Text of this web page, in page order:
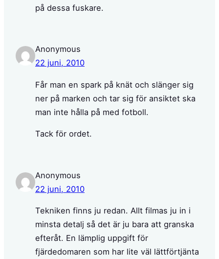
på dessa fuskare.
Anonymous
22 juni, 2010
Får man en spark på knät och slänger sig
ner på marken och tar sig för ansiktet ska
man inte hålla på med fotboll.
Tack för ordet.
Anonymous
22 juni, 2010
Tekniken finns ju redan. Allt filmas ju in i
minsta detalj så det är ju bara att granska
efteråt. En lämplig uppgift för
fjärdedomaren som har lite väl lättförtjänta